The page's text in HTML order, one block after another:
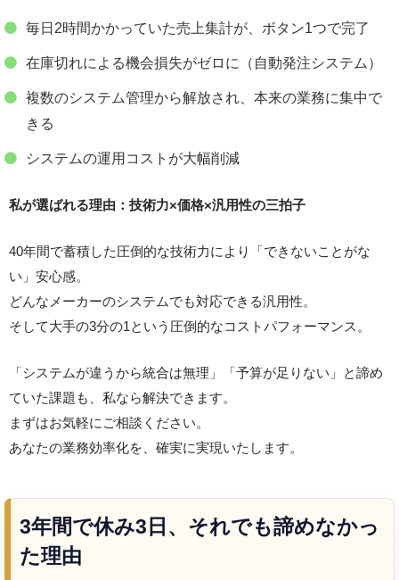
毎日2時間かかっていた売上集計が、ボタン1つで完了
在庫切れによる機会損失がゼロに（自動発注システム）
複数のシステム管理から解放され、本来の業務に集中で
きる
システムの運用コストが大幅削減
私が選ばれる理由：技術力×価格×汎用性の三拍子
40年間で蓄積した圧倒的な技術力により「できないことがな
い」安心感。
どんなメーカーのシステムでも対応できる汎用性。
そして大手の3分の1という圧倒的なコストパフォーマンス。
「システムが違うから統合は無理」「予算が足りない」と諦め
ていた課題も、私なら解決できます。
まずはお気軽にご相談ください。
あなたの業務効率化を、確実に実現いたします。
3年間で休み3日、それでも諦めなかっ
た理由